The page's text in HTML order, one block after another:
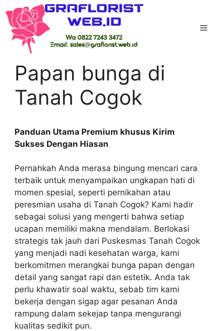
to
content
Home -Kab Kerinci
Cogok
Papan bunga di
Tanah Cogok
Panduan Utama Premium khusus Kirim
Sukses Dengan Hiasan
Pernahkah Anda merasa bingung mencari cara
terbaik untuk menyampaikan ungkapan hati di
momen spesial, seperti pernikahan atau
peresmian usaha di Tanah Cogok? Kami hadir
sebagai solusi yang mengerti bahwa setiap
ucapan memiliki makna mendalam. Berlokasi
strategis tak jauh dari Puskesmas Tanah Cogok
yang menjadi nadi kesehatan warga, kami
berkomitmen merangkai bunga papan dengan
detail yang sangat rapi dan estetik. Anda tak
perlu khawatir soal waktu, sebab tim kami
bekerja dengan sigap agar pesanan Anda
rampung dalam sekejap tanpa mengurangi
kualitas sedikit pun.